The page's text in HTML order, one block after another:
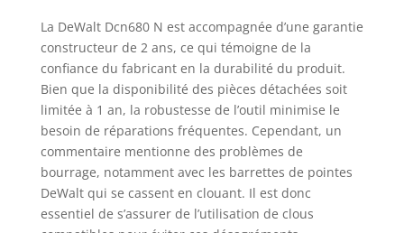
La DeWalt Dcn680 N est accompagnée d’une garantie
constructeur de 2 ans, ce qui témoigne de la
confiance du fabricant en la durabilité du produit.
Bien que la disponibilité des pièces détachées soit
limitée à 1 an, la robustesse de l’outil minimise le
besoin de réparations fréquentes. Cependant, un
commentaire mentionne des problèmes de
bourrage, notamment avec les barrettes de pointes
DeWalt qui se cassent en clouant. Il est donc
essentiel de s’assurer de l’utilisation de clous